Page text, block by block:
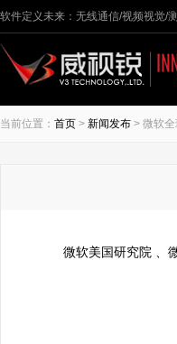
软件定义未来：无线通信/视频视觉/
当前位置： 首页 > 新闻发布 > 微软
微软美国研究院 、